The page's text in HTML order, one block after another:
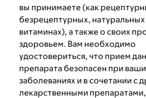
вы принимаете (как
безрецептурных, натуральных
витаминах), а также о своих
здоровьем. Вам необходимо
удостовериться, что прием
препарата безопасен при
заболеваниях и в сочетании с
лекарственными